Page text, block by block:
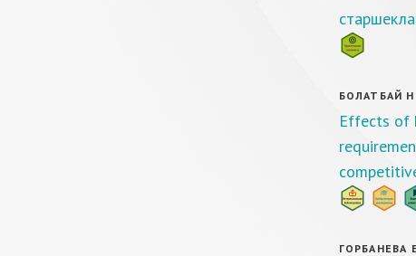
БОЛАТБАЙ
Effects of
ГОРБАНЕВА